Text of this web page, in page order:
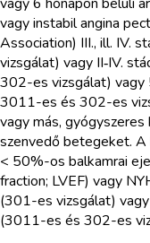
vagy instabil angina
Association) III., ill. IV.
vizsgálat) vagy II‑IV.
302-es vizsgálat) vagy
3011-es és 302-es
vagy más,
szenvedő betegeket.
< 50%-os balkamrai
fraction; LVEF) vagy
(301-es vizsgálat)
(3011-es és 302-es